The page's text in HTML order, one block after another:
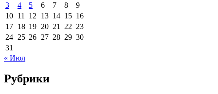
3
4 5 6 7 8
9
10 11 12 13 14 15 16
17 18 19 20 21 22 23
24 25 26 27 28 29 30
31
« Июл
Рубрики